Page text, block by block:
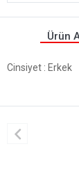
Ürün
Cinsiyet : Erkek